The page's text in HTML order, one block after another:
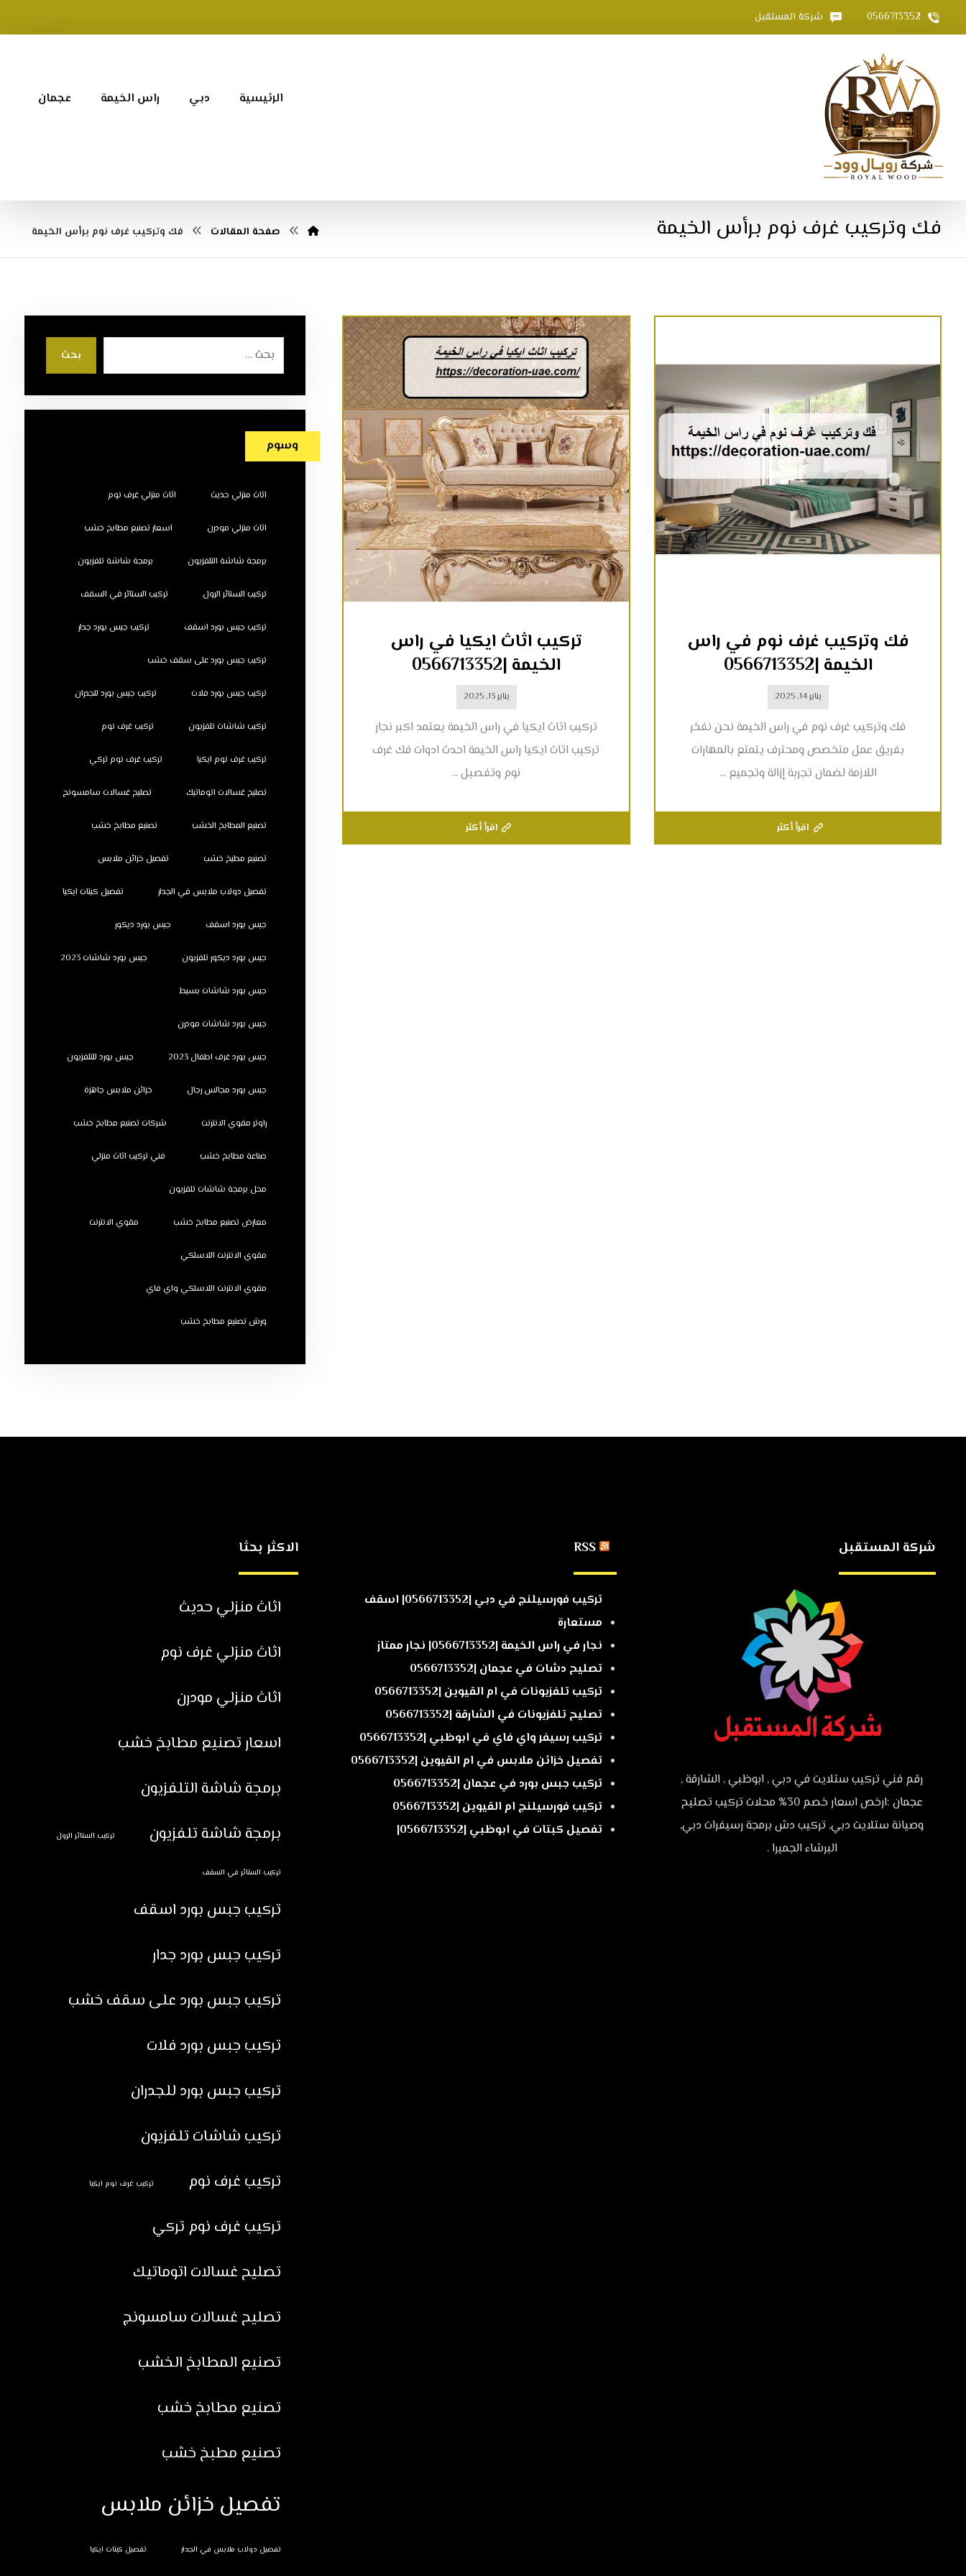
0566713352 شركة المستقبل
الرئيسية دبي راس الخيمة عجمان
فك وتركيب غرف نوم برأس الخيمة صفحة المقالات فك وتركيب غرف نوم برأس الخيمة
فك وتركيب غرف نوم في راس
الخيمة |0566713352
يناير 14, 2025
فك وتركيب غرف نوم في راس الخيمة نحن نفخر
بفريق عمل متخصص ومحترف يتمتع بالمهارات
اللازمة لضمان تجربة إزالة وتجميع ...
اقرأ أكثر
تركيب اثاث ايكيا في راس
الخيمة |0566713352
يناير 13, 2025
تركيب اثاث ايكيا في راس الخيمة يعتمد اكبر نجار
تركيب اثاث ايكيا راس الخيمة احدث ادوات فك غرف
نوم وتفصيل ...
اقرأ أكثر
بحث
وسوم
اثاث منزلي حديث اثاث منزلي غرف نوم
اثاث منزلي مودرن اسعار تصنيع مطابخ خشب
برمجة شاشة التلفزيون برمجة شاشة تلفزيون
تركيب الستائر الرول تركيب الستائر في السقف
تركيب جبس بورد اسقف تركيب جبس بورد جدار
تركيب جبس بورد على سقف خشب
تركيب جبس بورد فلات تركيب جبس بورد للجدران
تركيب شاشات تلفزيون تركيب غرف نوم
تركيب غرف نوم ايكيا تركيب غرف نوم تركي
تصليح غسالات اتوماتيك تصليح غسالات سامسونج
تصنيع المطابخ الخشب تصنيع مطابخ خشب
تصنيع مطبخ خشب تفصيل خزائن ملابس
تفصيل دولاب ملابس في الجدار تفصيل كبتات ايكيا
جبس بورد اسقف جبس بورد ديكور
جبس بورد ديكور تلفزيون جبس بورد شاشات 2023
جبس بورد شاشات بسيط
جبس بورد شاشات مودرن
جبس بورد غرف اطفال 2023 جبس بورد للتلفزيون
جبس بورد مجالس رجال خزائن ملابس جاهزة
راوتر مقوي الانترنت شركات تصنيع مطابخ خشب
صناعة مطابخ خشب فني تركيب اثاث منزلي
محل برمجة شاشات تلفزيون
معارض تصنيع مطابخ خشب مقوي الانترنت
مقوي الانترنت اللاسلكي
مقوي الانترنت اللاسلكي واي فاي
ورش تصنيع مطابخ خشب
شركة المستقبل
رقم فني تركيب ستلايت في دبي , ابوظبي , الشارقة ,
عجمان :ارخص اسعار خصم 30% محلات تركيب تصليح
وصيانة ستلايت دبي, تركيب دش برمجة رسيفرات دبي,
البرشاء الجميرا .
RSS
تركيب فورسيلنج في دبي |0566713352| اسقف
مستعارة
نجار في راس الخيمة |0566713352| نجار ممتاز
تصليح دشات في عجمان |0566713352
تركيب تلفزيونات في ام القيوين |0566713352
تصليح تلفزيونات في الشارقة |0566713352
تركيب رسيفر واي فاي في ابوظبي |0566713352
تفصيل خزائن ملابس في ام القيوين |0566713352
تركيب جبس بورد في عجمان |0566713352
تركيب فورسيلنج ام القيوين |0566713352
تفصيل كبتات في ابوظبي |0566713352|
الاكثر بحثا
اثاث منزلي حديث
اثاث منزلي غرف نوم
اثاث منزلي مودرن
اسعار تصنيع مطابخ خشب
برمجة شاشة التلفزيون
برمجة شاشة تلفزيون
تركيب الستائر الرول
تركيب الستائر في السقف
تركيب جبس بورد اسقف
تركيب جبس بورد جدار
تركيب جبس بورد على سقف خشب
تركيب جبس بورد فلات
تركيب جبس بورد للجدران
تركيب شاشات تلفزيون
تركيب غرف نوم
تركيب غرف نوم ايكيا
تركيب غرف نوم تركي
تصليح غسالات اتوماتيك
تصليح غسالات سامسونج
تصنيع المطابخ الخشب
تصنيع مطابخ خشب
تصنيع مطبخ خشب
تفصيل خزائن ملابس
تفصيل دولاب ملابس في الجدار تفصيل كبتات ايكيا